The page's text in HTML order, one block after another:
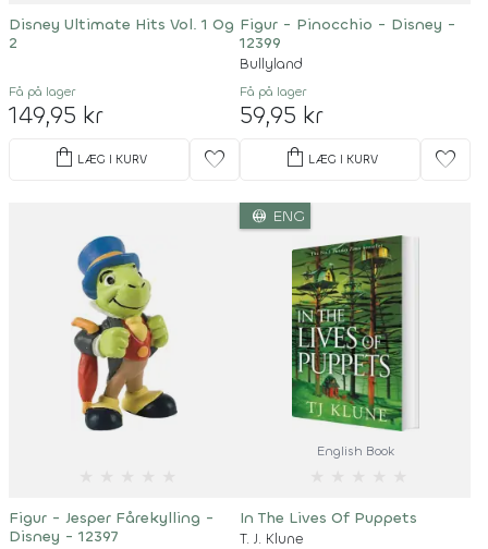
Disney Ultimate Hits Vol. 1 Og
2
Få på lager
149,95 kr
shopping_bag LÆG I KURV favorite
Figur - Pinocchio - Disney -
12399
Bullyland
Få på lager
59,95 kr
shopping_bag LÆG I KURV favorite
Figur - Jesper Fårekylling -
Disney - 12397
language ENG
English Book
In The Lives Of Puppets
T. J. Klune